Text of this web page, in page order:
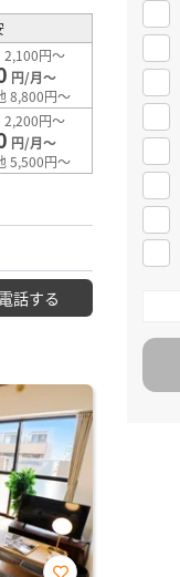
2,100円～
円/月～
8,800円～
2,200円～
円/月～
5,500円～
電話する